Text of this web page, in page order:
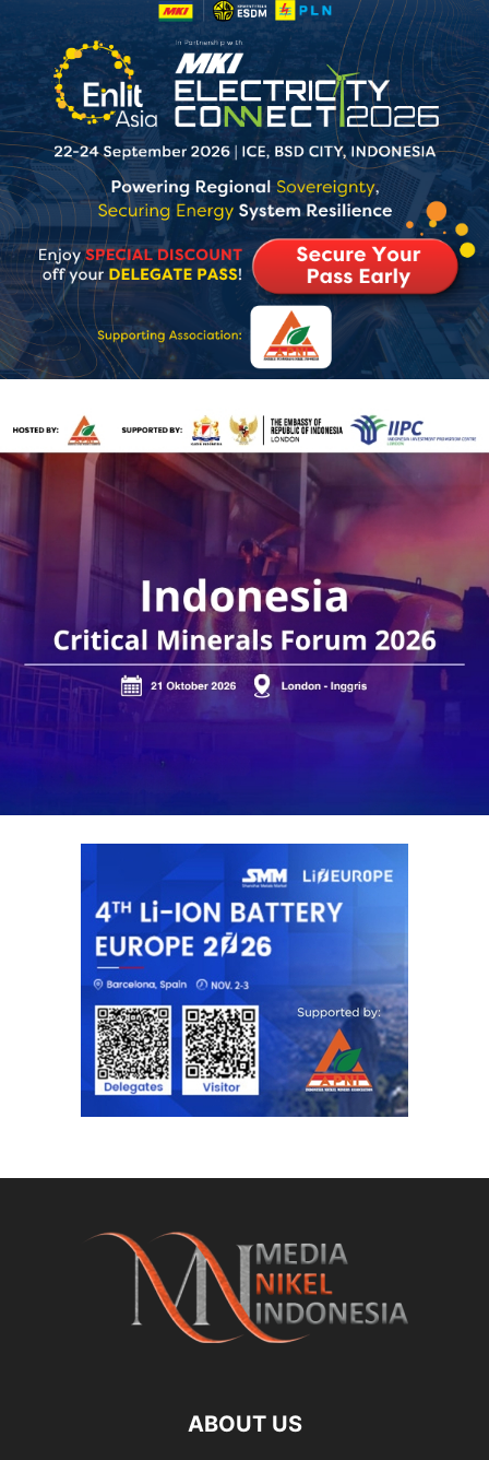
ABOUT US